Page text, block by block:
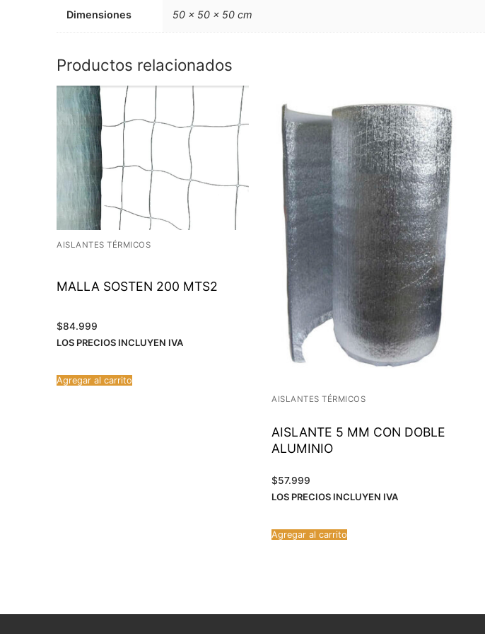
Dimensiones 50 × 50 × 50 cm
Productos relacionados
AISLANTES TÉRMICOS
MALLA SOSTEN 200 MTS2
$84.999
LOS PRECIOS INCLUYEN IVA
Agregar al carrito
AISLANTES TÉRMICOS
AISLANTE 5 MM CON DOBLE
ALUMINIO
$57.999
LOS PRECIOS INCLUYEN IVA
Agregar al carrito